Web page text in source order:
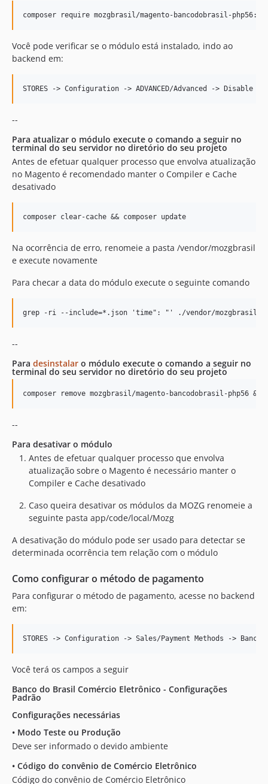
Você pode verificar se o módulo está instalado, indo ao
backend em:
--
Para atualizar o módulo execute o comando a seguir no
terminal do seu servidor no diretório do seu projeto
Antes de efetuar qualquer processo que envolva atualização
no Magento é recomendado manter o Compiler e Cache
desativado
Na ocorrência de erro, renomeie a pasta /vendor/mozgbrasil
e execute novamente
Para checar a data do módulo execute o seguinte comando
--
Para desinstalar o módulo execute o comando a seguir no
terminal do seu servidor no diretório do seu projeto
--
Para desativar o módulo
Antes de efetuar qualquer processo que envolva
atualização sobre o Magento é necessário manter o
Compiler e Cache desativado
Caso queira desativar os módulos da MOZG renomeie a
seguinte pasta app/code/local/Mozg
A desativação do módulo pode ser usado para detectar se
determinada ocorrência tem relação com o módulo
Como configurar o método de pagamento
Para configurar o método de pagamento, acesse no backend
em:
Você terá os campos a seguir
Banco do Brasil Comércio Eletrônico - Configurações
Padrão
Configurações necessárias
• Modo Teste ou Produção
Deve ser informado o devido ambiente
• Código do convênio de Comércio Eletrônico
Código do convênio de Comércio Eletrônico